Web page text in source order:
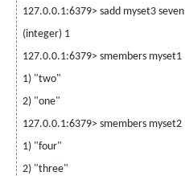
127.0.0.1:6379> sadd myset3 seven
(integer) 1
127.0.0.1:6379> smembers myset1
1) "two"
2) "one"
127.0.0.1:6379> smembers myset2
1) "four"
2) "three"